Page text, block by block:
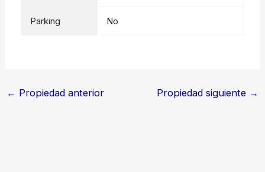
Parking No
← Propiedad anterior Propiedad siguiente →